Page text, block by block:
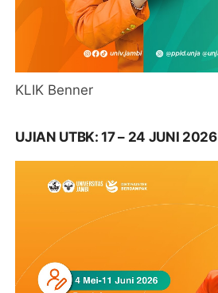
KLIK Benner
UJIAN UTBK: 17 – 24 JUNI 2026